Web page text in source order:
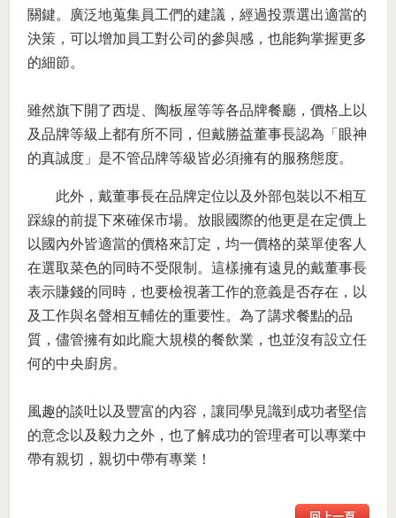
關鍵。廣泛地蒐集員工們的建議，經過投票選出適當的
決策，可以增加員工對公司的參與感，也能夠掌握更多
的細節。
雖然旗下開了西堤、陶板屋等等各品牌餐廳，價格上以
及品牌等級上都有所不同，但戴勝益董事長認為「眼神
的真誠度」是不管品牌等級皆必須擁有的服務態度。
此外，戴董事長在品牌定位以及外部包裝以不相互
踩線的前提下來確保市場。放眼國際的他更是在定價上
以國內外皆適當的價格來訂定，均一價格的菜單使客人
在選取菜色的同時不受限制。這樣擁有遠見的戴董事長
表示賺錢的同時，也要檢視著工作的意義是否存在，以
及工作與名聲相互輔佐的重要性。為了講求餐點的品
質，儘管擁有如此龐大規模的餐飲業，也並沒有設立任
何的中央廚房。
風趣的談吐以及豐富的內容，讓同學見識到成功者堅信
的意念以及毅力之外，也了解成功的管理者可以專業中
帶有親切，親切中帶有專業！